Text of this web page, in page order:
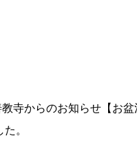
教寺からのお知らせ【お
。